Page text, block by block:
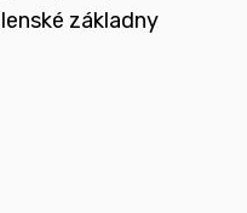
nejen u
základny